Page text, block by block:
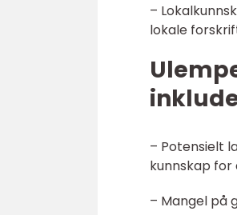
–
lokale
– Potensielt
kunnskap
– Mangel på